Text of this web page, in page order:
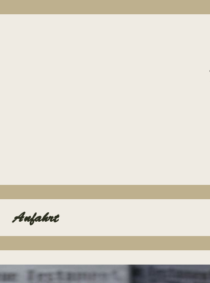
Anfahrt